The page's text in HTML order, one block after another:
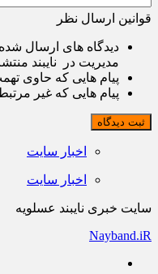
قوانین ارسال نظر
دیدگاه های ارسال
مدیریت در نایبند
پیام هایی که حاوی
پیام هایی که غیر
ثبت دیدگاه
اخبار سایت
اخبار سایت
سایت خبری نایبند عسلویه
Nayband.iR